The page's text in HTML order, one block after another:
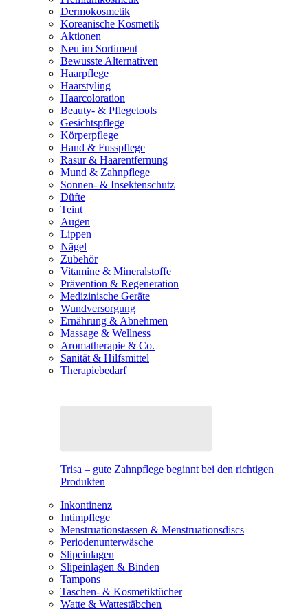
Dermokosmetik
Koreanische Kosmetik
Aktionen
Neu im Sortiment
Bewusste Alternativen
Haarpflege
Haarstyling
Haarcoloration
Beauty- & Pflegetools
Gesichtspflege
Körperpflege
Hand & Fusspflege
Rasur & Haarentfernung
Mund & Zahnpflege
Sonnen- & Insektenschutz
Düfte
Teint
Augen
Lippen
Nägel
Zubehör
Vitamine & Mineralstoffe
Prävention & Regeneration
Medizinische Geräte
Wundversorgung
Ernährung & Abnehmen
Massage & Wellness
Aromatherapie & Co.
Sanität & Hilfsmittel
Therapiebedarf
Trisa – gute Zahnpflege beginnt bei den richtigen
Produkten
Inkontinenz
Intimpflege
Menstruationstassen & Menstruationsdiscs
Periodenunterwäsche
Slipeinlagen
Slipeinlagen & Binden
Tampons
Taschen- & Kosmetiktücher
Watte & Wattestäbchen